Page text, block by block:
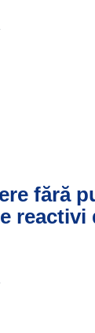
fără
reactivi